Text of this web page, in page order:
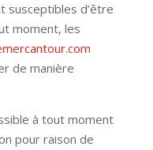
susceptibles d’être
moment, les
de manière
à tout moment
pour raison de